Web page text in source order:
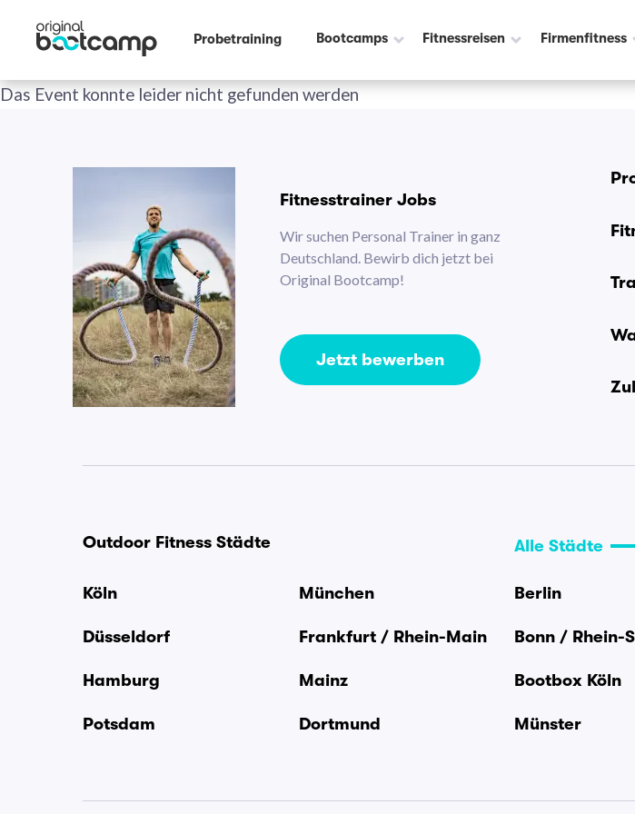
Probetraining Bootcamps Fitnessreisen Firmenfitness
Das Event konnte leider nicht gefunden werden
Fitnesstrainer Jobs
Wir suchen Personal Trainer in ganz
Deutschland. Bewirb dich jetzt bei
Original Bootcamp!
Jetzt bewerben
Outdoor Fitness Städte Alle Städte
Köln München Berlin
Düsseldorf Frankfurt / Rhein-Main Bonn / Rhein-
Hamburg Mainz Bootbox Köln
Potsdam Dortmund Münster